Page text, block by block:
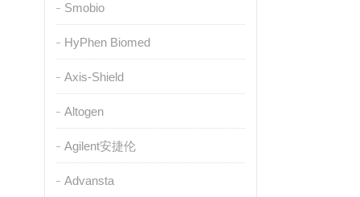
Smobio
HyPhen Biomed
Axis-Shield
Altogen
Agilent安捷伦
Advansta